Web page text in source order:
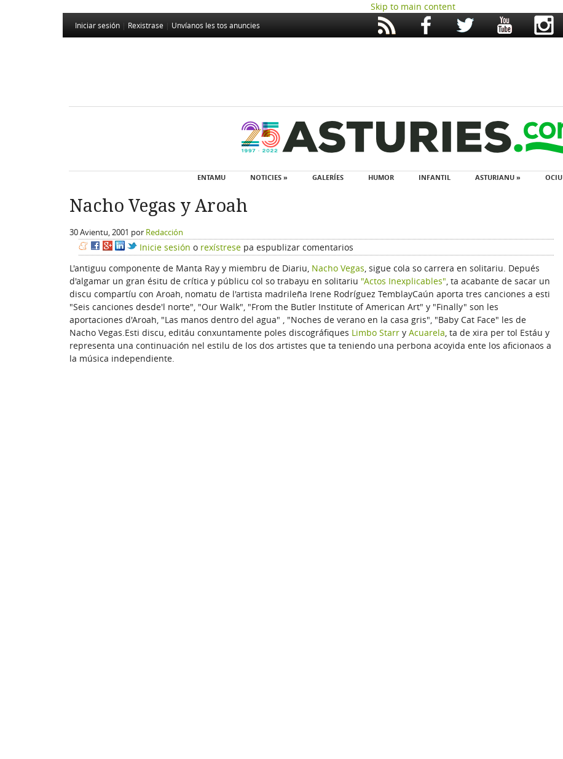
Skip to main content
Iniciar sesión Rexistrase Unvíanos les tos anuncies
ENTAMU NOTICIES » GALERÍES HUMOR INFANTIL ASTURIANU » OCIU
Nacho Vegas y Aroah
30 Avientu, 2001 por Redacción
Inicie sesión o rexístrese pa espublizar comentarios
L'antiguu componente de Manta Ray y miembru de Diariu, Nacho Vegas, sigue cola so carrera en solitariu. Depués
d'algamar un gran ésitu de crítica y públicu col so trabayu en solitariu "Actos Inexplicables", ta acabante de sacar un
discu compartíu con Aroah, nomatu de l'artista madrileña Irene Rodríguez TemblayCaún aporta tres canciones a esti
"Seis canciones desde'l norte", "Our Walk", "From the Butler Institute of American Art" y "Finally" son les
aportaciones d'Aroah, "Las manos dentro del agua" , "Noches de verano en la casa gris", "Baby Cat Face" les de
Nacho Vegas.Esti discu, editáu conxuntamente poles discográfiques Limbo Starr y Acuarela, ta de xira per tol Estáu y
representa una continuación nel estilu de los dos artistes que ta teniendo una perbona acoyida ente los aficionaos a
la música independiente.